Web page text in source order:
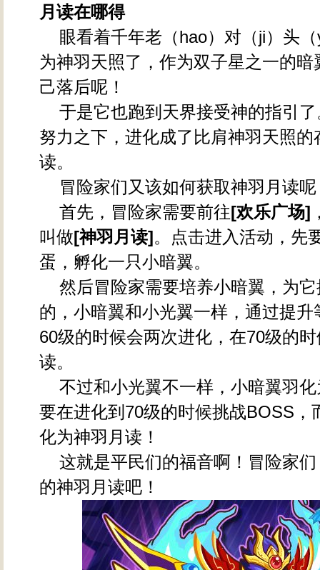
月读在哪得
眼看着千年老（hao）对（ji）头（
为神羽天照了，作为双子星之一的暗
己落后呢！
于是它也跑到天界接受神的指引了
努力之下，进化成了比肩神羽天照
读。
冒险家们又该如何获取神羽月读呢
首先，冒险家需要前往 [欢乐广场]
叫做[神羽月读] 。点击进入活动，先
蛋，孵化一只小暗翼。
然后冒险家需要培养小暗翼，为它
的，小暗翼和小光翼一样，通过提升
60级的时候会两次进化，在70级的
读。
不过和小光翼不一样，小暗翼羽化
要在进化到70级的时候挑战BOSS，
化为神羽月读！
这就是平民们的福音啊！冒险家们
的神羽月读吧！